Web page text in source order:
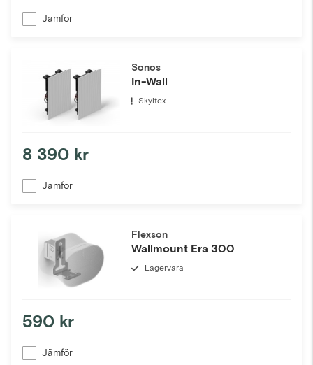
Jämför
Sonos
In-Wall
Skyltex
8 390 kr
Jämför
Flexson
Wallmount Era 300
Lagervara
590 kr
Jämför